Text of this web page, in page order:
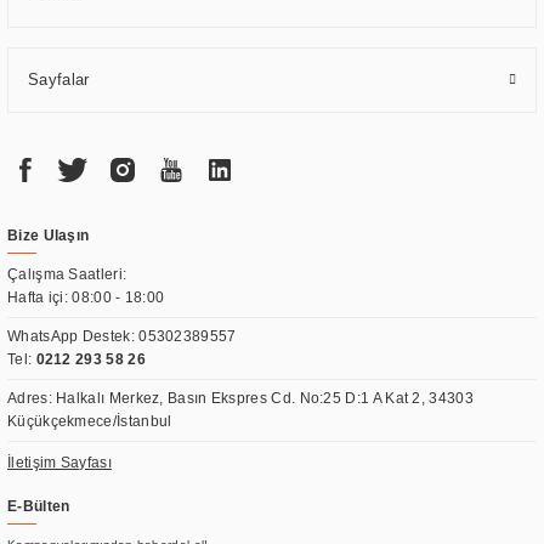
Sayfalar
Bize Ulaşın
Çalışma Saatleri:
Hafta içi: 08:00 - 18:00
WhatsApp Destek:05302389557
Tel: 0212 293 58 26
Adres: Halkalı Merkez, Basın Ekspres Cd. No:25 D:1 A Kat 2, 34303
Küçükçekmece/İstanbul
İletişim Sayfası
E-Bülten